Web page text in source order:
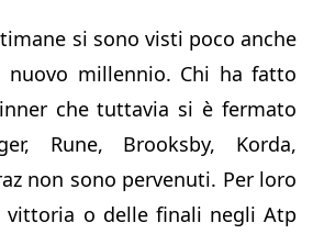
si sono visti poco anche
nuovo millennio. Chi ha fatto
che tuttavia si è fermato
Rune, Brooksby, Korda,
non sono pervenuti. Per loro
vittoria o delle finali negli Atp